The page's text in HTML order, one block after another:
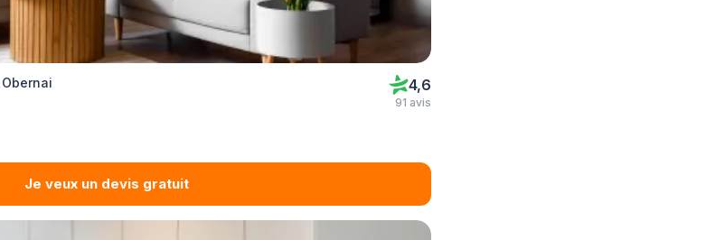
4,6
91 avis
Je veux un devis gratuit